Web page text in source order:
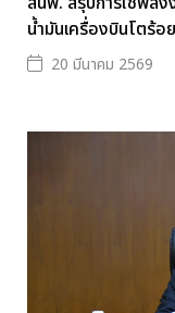
น้ำมันเครื่องบินโตร้
20 มีนาคม 2569